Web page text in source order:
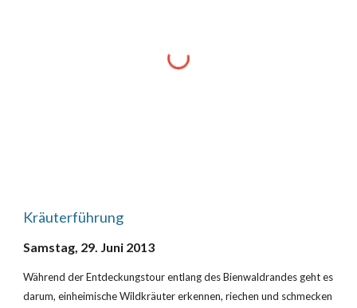
Kräuterführung
Samstag, 29. Juni 2013
Während der Entdeckungstour entlang des Bienwaldrandes geht es
darum, einheimische Wildkräuter erkennen, riechen und schmecken